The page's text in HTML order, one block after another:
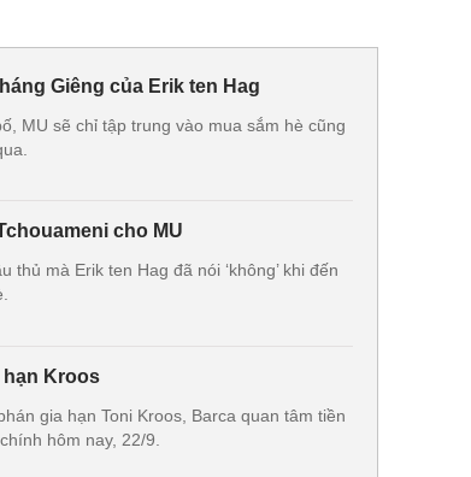
Giêng của Erik ten Hag
MU sẽ chỉ tập trung vào mua sắm hè cũng
cho MU
thủ mà Erik ten Hag đã nói ‘không’ khi đến
hạn Kroos
gia hạn Toni Kroos, Barca quan tâm tiền
hôm nay, 22/9.